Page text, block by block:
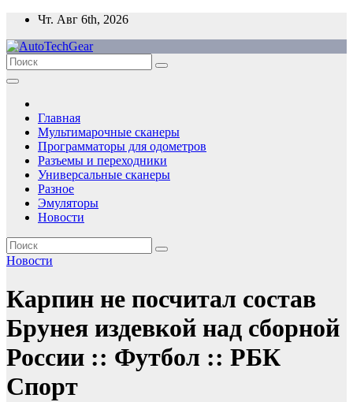
Перейти
содержимому
Чт. Авг 6th, 2026
Главная
Мультимарочные сканеры
Программаторы для одометров
Разъемы и переходники
Универсальные сканеры
Разное
Эмуляторы
Новости
Новости
Карпин не посчитал состав
Брунея издевкой над сборной
России :: Футбол :: РБК
Спорт